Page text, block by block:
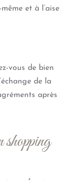
et à l’aise
vous de bien
de la
après
shopping